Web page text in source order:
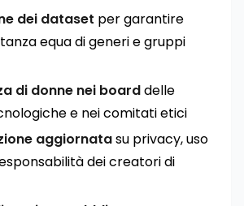
dei dataset per garantire
equa di generi e gruppi
di donne nei boarddelle
e nei comitati etici
aggiornatasu privacy, uso
dei creatori di